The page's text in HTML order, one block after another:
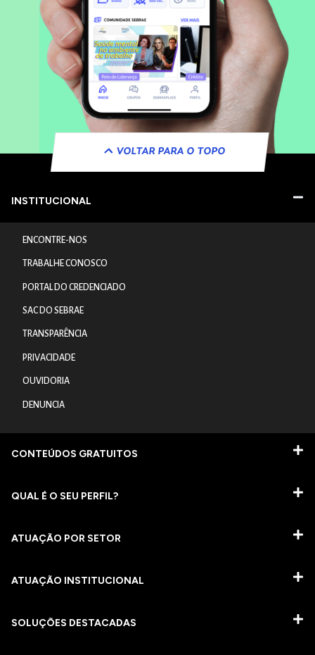
VOLTAR PARA O TOPO
INSTITUCIONAL
ENCONTRE-NOS
TRABALHE CONOSCO
PORTAL DO CREDENCIADO
SAC DO SEBRAE
TRANSPARÊNCIA
PRIVACIDADE
OUVIDORIA
DENUNCIA
CONTEÚDOS GRATUITOS
QUAL É O SEU PERFIL?
ATUAÇÃO POR SETOR
ATUAÇÃO INSTITUCIONAL
SOLUÇÕES DESTACADAS